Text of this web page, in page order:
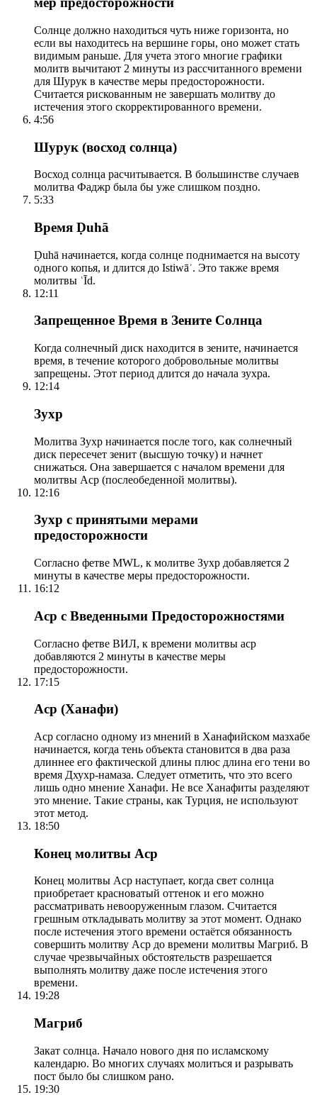
Солнце должно находиться чуть ниже горизонта, но
если вы находитесь на вершине горы, оно может стать
видимым раньше. Для учета этого многие графики
молитв вычитают 2 минуты из рассчитанного времени
для Шурук в качестве меры предосторожности.
Считается рискованным не завершать молитву до
истечения этого скорректированного времени.
4:56
Шурук (восход солнца)
Восход солнца расчитывается. В большинстве случаев
молитва Фаджр была бы уже слишком поздно.
5:33
Время Ḍuhā
Ḍuhā начинается, когда солнце поднимается на высоту
одного копья, и длится до Istiwāʾ. Это также время
молитвы ʿĪd.
12:11
Запрещенное Время в Зените Солнца
Когда солнечный диск находится в зените, начинается
время, в течение которого добровольные молитвы
запрещены. Этот период длится до начала зухра.
12:14
Зухр
Молитва Зухр начинается после того, как солнечный
диск пересечет зенит (высшую точку) и начнет
снижаться. Она завершается с началом времени для
молитвы Аср (послеобеденной молитвы).
12:16
Зухр с принятыми мерами
предосторожности
Согласно фетве MWL, к молитве Зухр добавляется 2
минуты в качестве меры предосторожности.
16:12
Аср с Введенными Предосторожностями
Согласно фетве ВИЛ, к времени молитвы аср
добавляются 2 минуты в качестве меры
предосторожности.
17:15
Аср (Ханафи)
Аср согласно одному из мнений в Ханафийском мазхабе
начинается, когда тень объекта становится в два раза
длиннее его фактической длины плюс длина его тени во
время Дхухр-намаза. Следует отметить, что это всего
лишь одно мнение Ханафи. Не все Ханафиты разделяют
это мнение. Такие страны, как Турция, не используют
этот метод.
18:50
Конец молитвы Аср
Конец молитвы Аср наступает, когда свет солнца
приобретает красноватый оттенок и его можно
рассматривать невооруженным глазом. Считается
грешным откладывать молитву за этот момент. Однако
после истечения этого времени остаётся обязанность
совершить молитву Аср до времени молитвы Магриб. В
случае чрезвычайных обстоятельств разрешается
выполнять молитву даже после истечения этого
времени.
19:28
Магриб
Закат солнца. Начало нового дня по исламскому
календарю. Во многих случаях молиться и разрывать
пост было бы слишком рано.
19:30